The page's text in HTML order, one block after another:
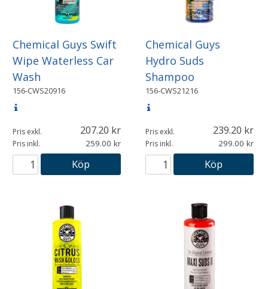
Chemical Guys Swift
Wipe Waterless Car
Wash
156-CWS20916
Pris exkl. 207.20
Pris inkl. 259.00
Köp
Chemical Guys
Hydro Suds
Shampoo
156-CWS21216
Pris exkl. 239.20
Pris inkl. 299.00
Köp